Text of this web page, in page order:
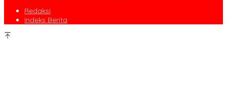
Redaksi
Indeks Berita